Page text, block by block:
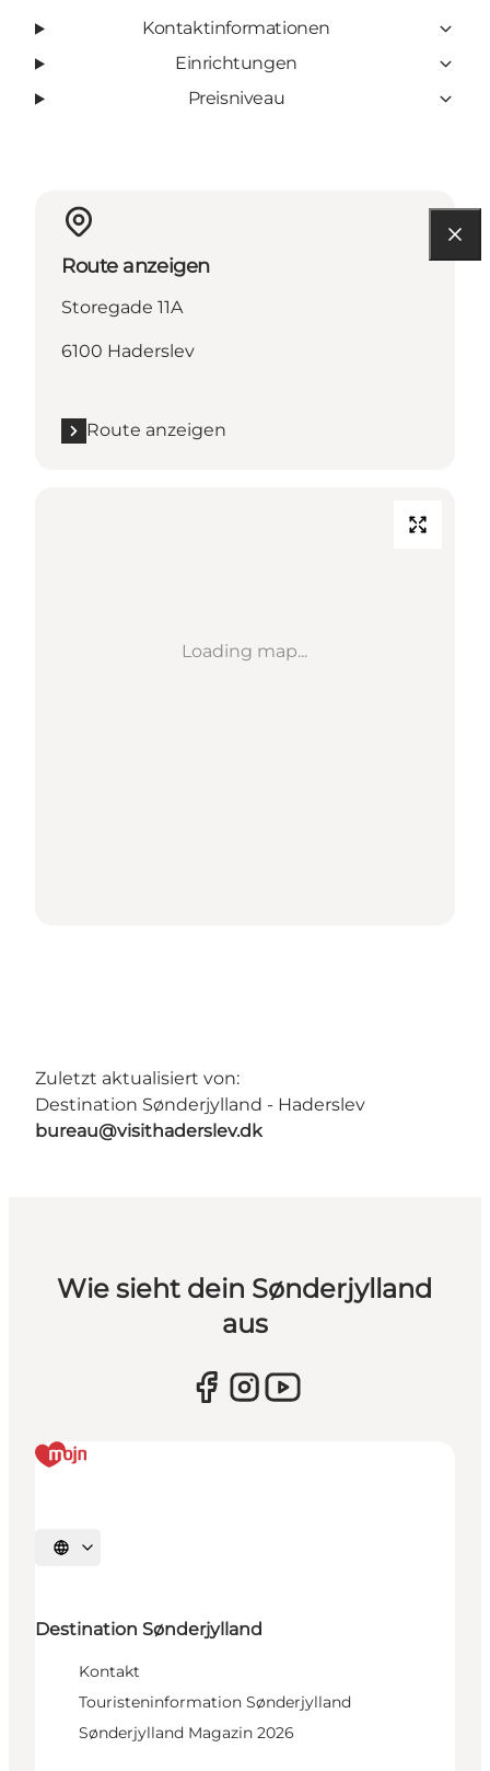
Kontaktinformationen
Einrichtungen
Preisniveau
Route anzeigen
Storegade 11A
6100 Haderslev
Route anzeigen
Loading map...
Zuletzt aktualisiert von:
Destination Sønderjylland - Haderslev
bureau@visithaderslev.dk
Wie sieht dein Sønderjylland
aus
Sprache auswählen
Destination Sønderjylland
Kontakt
Touristeninformation Sønderjylland
Sønderjylland Magazin 2026